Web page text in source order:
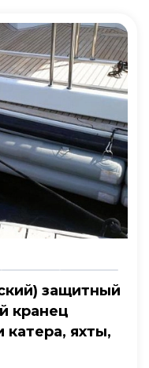
защитный
кранец
катера, яхты,